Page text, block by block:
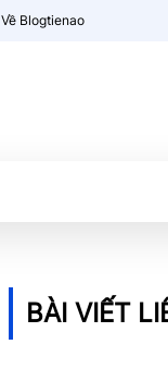
Về Blogtienao
BÀI VIẾT